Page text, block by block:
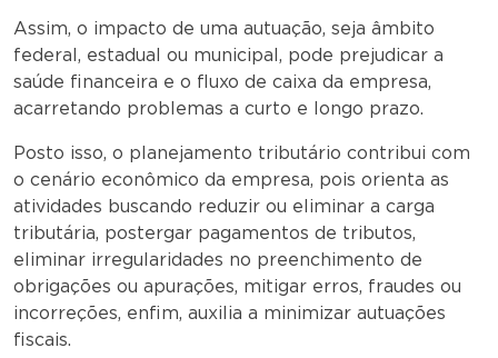
Assim, o impacto de uma autuação, seja âmbito
federal, estadual ou municipal, pode prejudicar a
saúde financeira e o fluxo de caixa da empresa,
acarretando problemas a curto e longo prazo.
Posto isso, o planejamento tributário contribui com
o cenário econômico da empresa, pois orienta as
atividades buscando reduzir ou eliminar a carga
tributária, postergar pagamentos de tributos,
eliminar irregularidades no preenchimento de
obrigações ou apurações, mitigar erros, fraudes ou
incorreções, enfim, auxilia a minimizar autuações
fiscais.